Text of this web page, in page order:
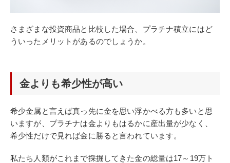
さまざまな投資商品と比較した場合、プラチナ積立にはど
ういったメリットがあるのでしょうか。
金よりも希少性が高い
希少金属と言えば真っ先に金を思い浮かべる方も多いと思
いますが、プラチナは金よりもはるかに産出量が少なく、
希少性だけで見れば金に勝ると言われています。
私たち人類がこれまで採掘してきた金の総量は17～19万ト